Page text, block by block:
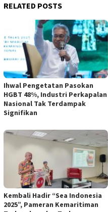
RELATED POSTS
Ihwal Pengetatan Pasokan
HGBT 48%, Industri Perkapalan
Nasional Tak Terdampak
Signifikan
Kembali Hadir “Sea Indonesia
2025”, Pameran Kemaritiman